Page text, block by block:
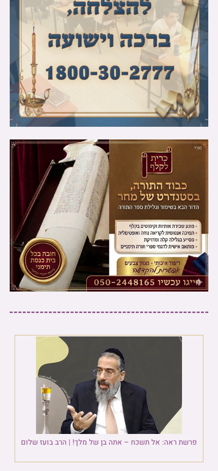
פרשת ראה: אל תשכח – אתה בן של מלך! | הרב בועז שלום